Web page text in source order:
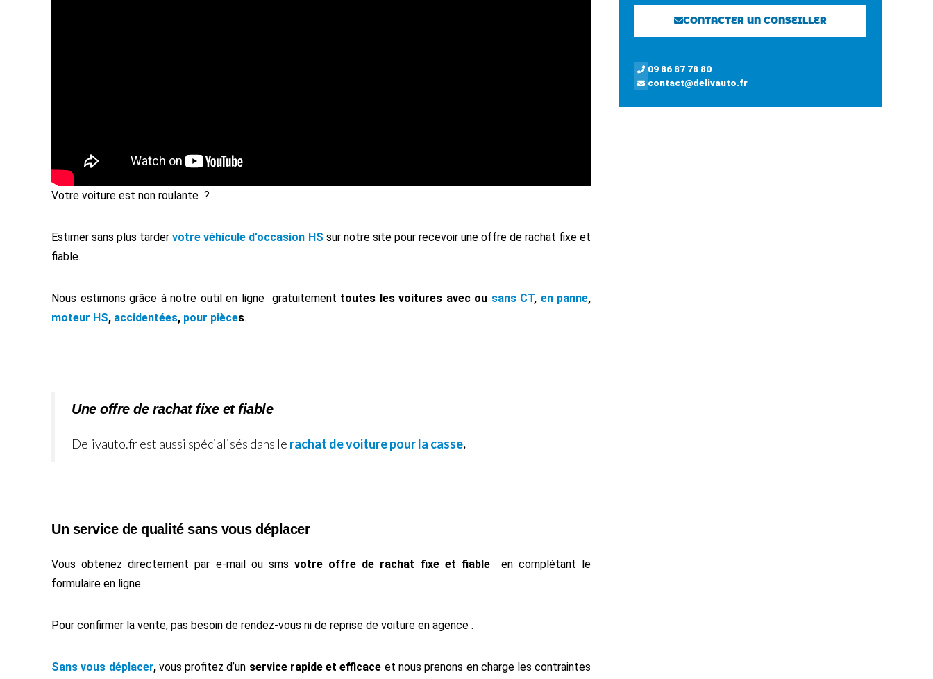
Votre voiture est non roulante ?
Estimer sans plus tardervotre véhicule d’occasion HS sur notre site pour recevoir une offre de rachat fixe et
fiable.
Nous estimons grâce à notre outil en ligne gratuitement toutes les voitures avec ou sans CT, en panne,
moteur HS, accidentées, pour pièces.
Une offre de rachat fixe et fiable
Delivauto.fr est aussi spécialisés dans le rachat de voiture pour la casse.
Un service de qualité sans vous déplacer
Vous obtenez directement par e-mail ou sms votre offre de rachat fixe et fiable
en complétant le
formulaire en ligne.
Pour confirmer la vente, pas besoin de rendez-vous ni de reprise de voiture en agence .
Sans vous déplacer,vous profitez d’un service rapide et efficace et nous prenons en charge les contraintes
CONTACTER UN CONSEILLER
09 86 87 78 80
contact@delivauto.fr